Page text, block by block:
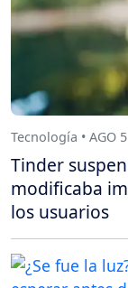
Tecnología • AGO
Tinder
modificaba
los usuarios